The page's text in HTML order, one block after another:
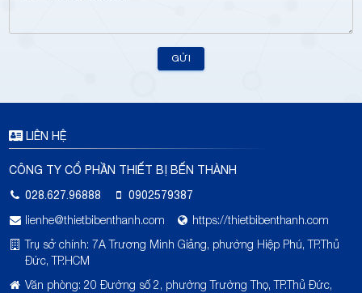
GỬI
LIÊN HỆ
CÔNG TY CỔ PHẦN THIẾT BỊ BẾN THÀNH
028.627.96888
0902579387
lienhe@thietbibenthanh.com
https://thietbibenthanh.com
Trụ sở chính: 7A Trương Minh Giảng, phường Hiệp Phú, TP.Thủ
Đức, TP.HCM
Văn phòng: 20 Đường số 2, phường Trường Thọ, TP.Thủ Đức,